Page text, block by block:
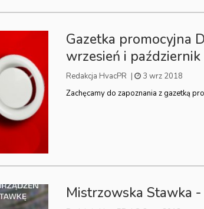
Gazetka promocyjna
wrzesień i
Redakcja HvacPR |
3 wrz 2018
Zachęcamy do zapoznania z gazetką
Mistrzowska Stawka